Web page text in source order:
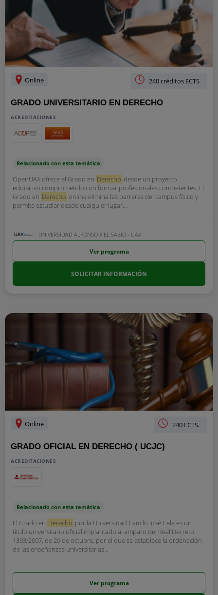
Online 240 créditos ECTS
GRADO UNIVERSITARIO EN DERECHO
ACREDITACIONES
Relacionado con esta temática
OpenUAX ofrece el Grado en Derecho desde un proyecto
educativo comprometido con formar profesionales competentes. El
Grado en Derecho online elimina las barreras del campus físico y
permite estudiar desde cualquier lugar...
UNIVERSIDAD ALFONSO X EL SABIO - UAX
Ver programa
SOLICITAR INFORMACIÓN
Online 240 ECTS.
GRADO OFICIAL EN DERECHO ( UCJC)
ACREDITACIONES
Relacionado con esta temática
El Grado en Derecho por la Universidad Camilo José Cela es un
título universitario oficial implantado al amparo del Real Decreto
1393/2007, de 29 de octubre, por el que se establece la ordenación
de las enseñanzas universitarias...
Ver programa